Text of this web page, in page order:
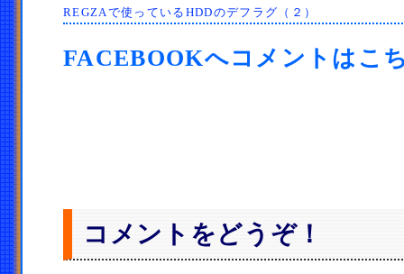
REGZAで使っているHDDのデフラグ（２）
FACEBOOKへコメントはこ
コメントをどうぞ！